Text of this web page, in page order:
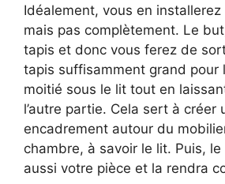
Idéalement, vous en
mais pas complètement. Le
tapis et donc vous ferez de
tapis suffisamment grand pour
moitié sous le lit tout en
l’autre partie. Cela sert à créer
encadrement autour du
chambre, à savoir le lit. Puis,
aussi votre pièce et la rendra